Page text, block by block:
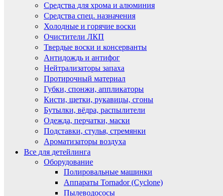
Средства для хрома и алюминия
Средства спец. назначения
Холодные и горячие воски
Очистители ЛКП
Твердые воски и консерванты
Антидождь и антифог
Нейтрализаторы запаха
Протирочный материал
Губки, спонжи, аппликаторы
Кисти, щетки, рукавицы, сгоны
Бутылки, вёдра, распылители
Одежда, перчатки, маски
Подставки, стулья, стремянки
Ароматизаторы воздуха
Все для детейлинга
Оборудование
Полировальные машинки
Аппараты Tornador (Cyclone)
Пылеводососы